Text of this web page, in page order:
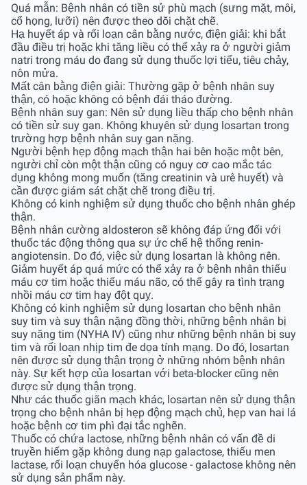
Quá mẫn: Bệnh nhân có tiền sử phù mạch (sưng mặt, môi,
cổ họng, lưỡi) nên được theo dõi chặt chẽ.
Hạ huyết áp và rối loạn cân bằng nước, điện giải: khi bắt
đầu điều trị hoặc khi tăng liều có thể xảy ra ở người giảm
natri trong máu do đang sử dụng thuốc lợi tiểu, tiêu chảy,
nôn mửa.
Mất cân bằng điện giải: Thường gặp ở bệnh nhân suy
thận, có hoặc không có bệnh đái tháo đường.
Bệnh nhân suy gan: Nên sử dụng liều thấp cho bệnh nhân
có tiền sử suy gan. Không khuyên sử dụng losartan trong
trường hợp bệnh nhân suy gan nặng.
Người bệnh hẹp động mạch thận hai bên hoặc một bên,
người chỉ còn một thận cũng có nguy cơ cao mắc tác
dụng không mong muốn (tăng creatinin và urê huyết) và
cần được giám sát chặt chẽ trong điều trị.
Không có kinh nghiệm sử dụng thuốc cho bệnh nhân ghép
thận.
Bệnh nhân cường aldosteron sẽ không đáp ứng đối với
thuốc tác động thông qua sự ức chế hệ thống renin-
angiotensin. Do đó, việc sử dụng losartan là không nên.
Giảm huyết áp quá mức có thể xảy ra ở bệnh nhân thiếu
máu cơ tim hoặc thiếu máu não, có thể gây ra tình trạng
nhồi máu cơ tim hay đột quỵ.
Không có kinh nghiệm sử dụng losartan cho bệnh nhân
suy tim và suy thận nặng đồng thời, những bệnh nhân bị
suy nặng tim (NYHA IV) cũng như những bệnh nhân bị suy
tim và rối loạn nhịp tim đe dọa tính mạng. Do đó, losartan
nên được sử dụng thận trọng ở những nhóm bệnh nhân
này. Sự kết hợp của losartan với beta-blocker cũng nên
được sử dụng thận trọng.
Như các thuốc giãn mạch khác, losartan nên sử dụng thận
trọng cho bệnh nhân bị hẹp động mạch chủ, hẹp van hai lá
hoặc bệnh cơ tim phì đại tắc nghẽn.
Thuốc có chứa lactose, những bệnh nhân có vấn đề di
truyền hiếm gặp không dung nạp galactose, thiếu men
lactase, rối loạn chuyển hóa glucose - galactose không nên
sử dụng sản phẩm này.